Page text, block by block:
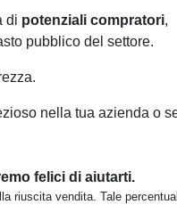
di potenziali compratori,
pubblico del settore.
nella tua azienda o
felici di aiutarti.
riuscita vendita. Tale